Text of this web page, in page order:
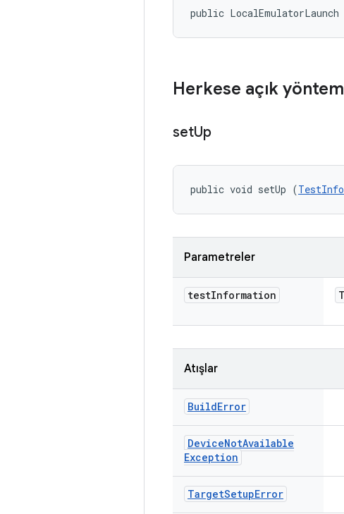
public
Herkese açık
setUp
public void setUp (
Parametreler
testInformation
Atışlar
BuildError
DeviceNotAvailable
Exception
TargetSetupError